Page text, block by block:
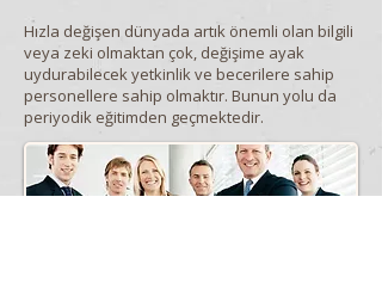
Hızla değişen dünyada artık önemli olan bilgili
veya zeki olmaktan çok, değişime ayak
uydurabilecek yetkinlik ve becerilere sahip
personellere sahip olmaktır. Bunun yolu da
periyodik eğitimden geçmektedir.